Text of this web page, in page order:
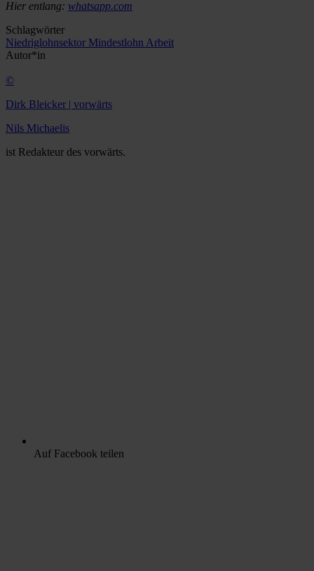
Hier entlang: whatsapp.com
Schlagwörter
Niedriglohnsektor Mindestlohn Arbeit
Autor*in
©
Dirk Bleicker | vorwärts
Nils Michaelis
ist Redakteur des vorwärts.
Auf Facebook teilen